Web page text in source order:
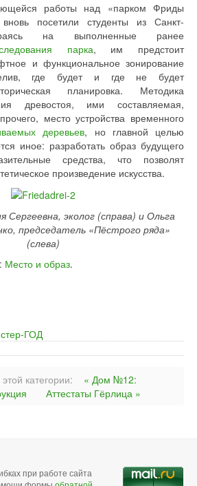
работы над «парком Фриды
посетили студенты из Санкт-
на выполненные ранее
парка, им предстоит
и функциональное зонирование
где будет и где не будет
планировка. Методика
древостоя, ими составляемая,
место устройства временного
деревьев, но главной целью
иное: разработать образ будущего
средства, что позволят
произведение искусства.
Сергеевна, эколог (справа) и Ольга
председатель «Пёстрого ряда»
(слева)
Место и образ.
ГОД
категории:
« Дом №12:
Аттестаты Гёрлица »
при работе сайта